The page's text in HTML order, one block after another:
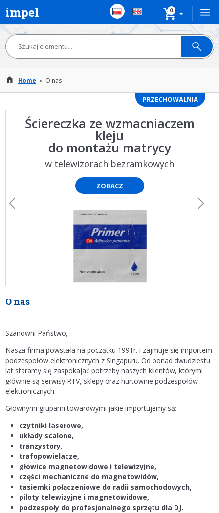
impel 0
Home » O nas
PRZECHOWALNIA
Ściereczka ze wzmacniaczem
kleju
do montażu matrycy
w telewizorach bezramkowych
ZOBACZ
Poprzedni
O nas
Szanowni Państwo,
Nasza firma powstała na początku 1991r. i zajmuje się importem
podzespołów elektronicznych z Singapuru. Od ponad dwudziestu
lat staramy się zaspokajać potrzeby naszych klientów, którymi
głównie są serwisy RTV, sklepy oraz hurtownie podzespołów
elektronicznych.
Głównymi grupami towarowymi jakie importujemy są:
czytniki laserowe,
układy scalone,
tranzystory,
trafopowielacze,
głowice magnetowidowe i telewizyjne,
części mechaniczne do magnetowidów,
tasiemki połączeniowe do radii samochodowych,
piloty telewizyjne i magnetowidowe,
podzespoły do profesjonalnego sprzętu dla DJ.